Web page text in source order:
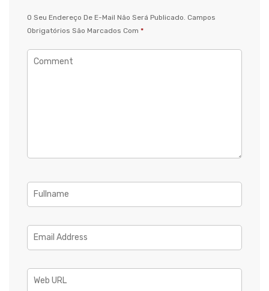
O Seu Endereço De E-Mail Não Será Publicado. Campos
Obrigatórios São Marcados Com *